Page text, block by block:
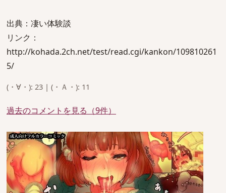
出典：凄い体験談
リンク：
http://kohada.2ch.net/test/read.cgi/kankon/109810261
5/
(・∀・): 23 | (・Ａ・): 11
過去のコメントを見る（9件）